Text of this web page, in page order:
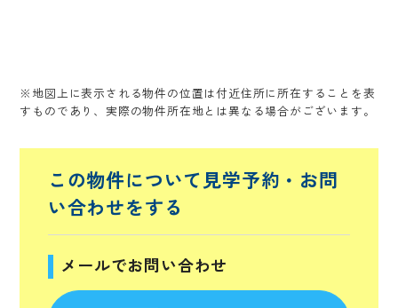
※地図上に表示される物件の位置は付近住所に所在することを表
すものであり、実際の物件所在地とは異なる場合がございます。
この物件について見学予約・ お問
い合わせをする
メールでお問い合わせ